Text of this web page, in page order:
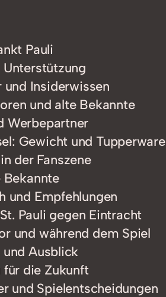
Pauli
Unterstützung
und Insiderwissen
und alte Bekannte
Werbepartner
Gewicht und Tupperware
der Fanszene
Bekannte
und Empfehlungen
Pauli gegen Eintracht
und während dem Spiel
Ausblick
für die Zukunft
und Spielentscheidungen